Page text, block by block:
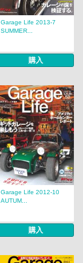
Garage Life 2013-7
SUMMER...
購入
Garage Life 2012-10
AUTUM...
購入